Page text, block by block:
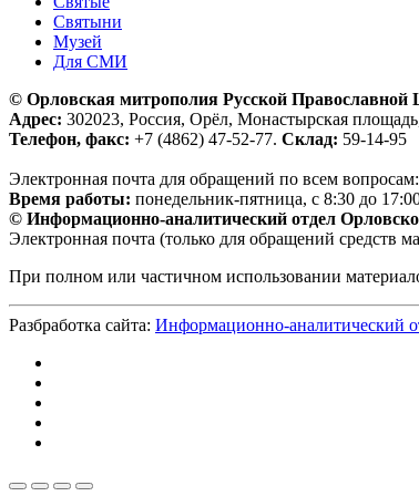
Святыни
Музей
Для СМИ
© Орловская митрополия Русской Православной
Адрес: 302023, Россия, Орёл, Монастырская
Телефон, факс: +7 (4862) 47-52-77. Склад: 59-14-95
Электронная почта для обращений по всем вопросам:
Время работы: понедельник-пятница, с 8:30 до
© Информационно-аналитический отдел
Электронная почта (только для обращений средств
При полном или частичном использовании
Разбработка сайта: Информационно-аналитический